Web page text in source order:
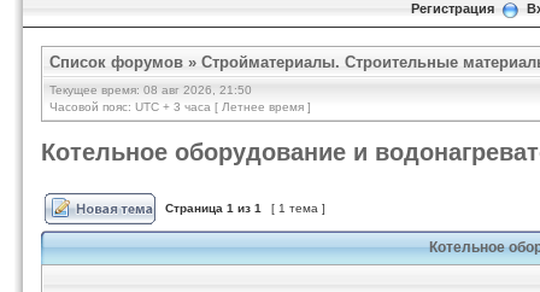
Регистрация
Список форумов » Стройматериалы. Строительные
Текущее время: 08 авг 2026, 21:50
Часовой пояс: UTC + 3 часа [ Летнее время ]
Котельное оборудование и
Страница 1 из 1 [ 1 тема ]
Котельное